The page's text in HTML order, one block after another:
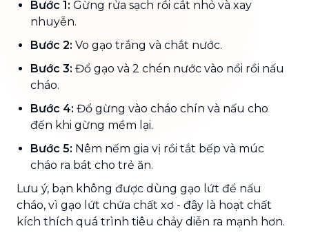
Bước 1: Gừng rửa sạch rồi cắt nhỏ và xay
nhuyễn.
Bước 2: Vo gạo trắng và chắt nước.
Bước 3: Đổ gạo và 2 chén nước vào nồi rồi nấu
cháo.
Bước 4: Đổ gừng vào cháo chín và nấu cho
đến khi gừng mềm lại.
Bước 5: Nêm nếm gia vị rồi tắt bếp và múc
cháo ra bát cho trẻ ăn.
Lưu ý, bạn không được dùng gạo lứt để nấu
cháo, vì gạo lứt chứa chất xơ - đây là hoạt chất
kích thích quá trình tiêu chảy diễn ra mạnh hơn.